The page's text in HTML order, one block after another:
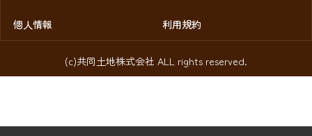
個人情報 利用規約
(c)共同土地株式会社 ALL rights reserved.